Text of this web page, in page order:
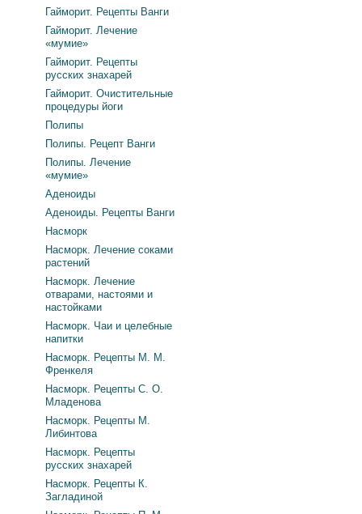
Гайморит. Рецепты Ванги
Гайморит. Лечение
«мумие»
Гайморит. Рецепты
русских знахарей
Гайморит. Очистительные
процедуры йоги
Полипы
Полипы. Рецепт Ванги
Полипы. Лечение
«мумие»
Аденоиды
Аденоиды. Рецепты Ванги
Насморк
Насморк. Лечение соками
растений
Насморк. Лечение
отварами, настоями и
настойками
Насморк. Чаи и целебные
напитки
Насморк. Рецепты М. М.
Френкеля
Насморк. Рецепты С. О.
Младенова
Насморк. Рецепты М.
Либинтова
Насморк. Рецепты
русских знахарей
Насморк. Рецепты К.
Загладиной